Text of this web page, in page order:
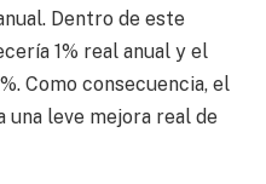
Dentro de este
1% real anual y el
Como consecuencia, el
leve mejora real de